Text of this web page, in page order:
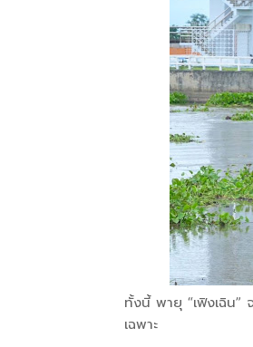
ทั้งนี้ พายุ “เฟิงเฉิน”
เฉพาะ